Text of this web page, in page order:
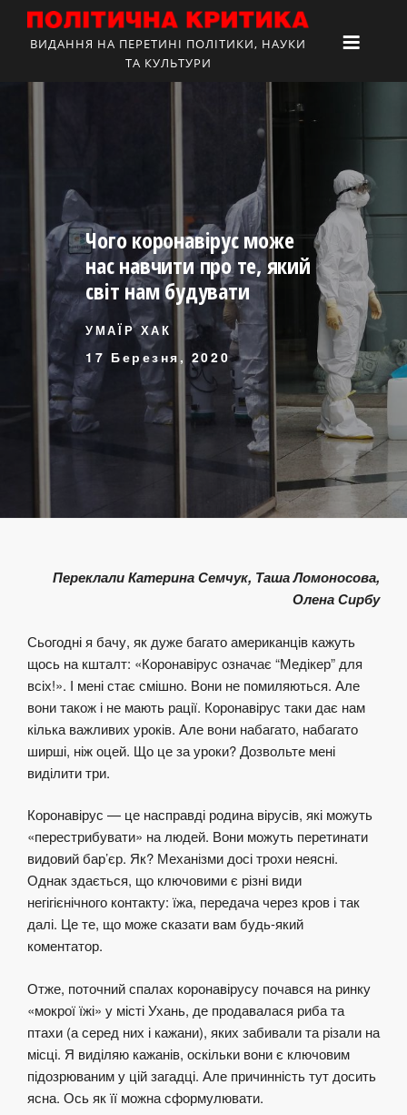
ВИДАННЯ НА ПЕРЕТИНІ ПОЛІТИКИ, НАУКИ
ТА КУЛЬТУРИ
Чого коронавірус може
нас навчити про те, який
світ нам будувати
УМАЇР ХАК
17 Березня, 2020
Переклали Катерина Семчук, Таша Ломоносова,
Олена Сирбу
Сьогодні я бачу, як дуже багато американців кажуть
щось на кшталт: «Коронавірус означає “Медікер” для
всіх!». І мені стає смішно. Вони не помиляються. Але
вони також і не мають рації. Коронавірус таки дає нам
кілька важливих уроків. Але вони набагато, набагато
ширші, ніж оцей. Що це за уроки? Дозвольте мені
виділити три.
Коронавірус — це насправді родина вірусів, які можуть
«перестрибувати» на людей. Вони можуть перетинати
видовий бар’єр. Як? Механізми досі трохи неясні.
Однак здається, що ключовими є різні види
негігієнічного контакту: їжа, передача через кров і так
далі. Це те, що може сказати вам будь-який
коментатор.
Отже, поточний спалах коронавірусу почався на ринку
«мокрої їжі» у місті Ухань, де продавалася риба та
птахи (а серед них і кажани), яких забивали та різали на
місці. Я виділяю кажанів, оскільки вони є ключовим
підозрюваним у цій загадці. Але причинність тут досить
ясна. Ось як її можна сформулювати.